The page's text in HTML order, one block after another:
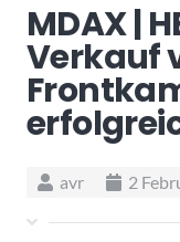
MDAX |
Verkauf
avr 2